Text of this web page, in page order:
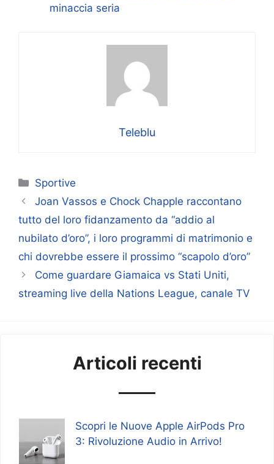
minaccia seria
Teleblu
Categorie
Sportive
Joan Vassos e Chock Chapple raccontano
tutto del loro fidanzamento da “addio al
nubilato d’oro”, i loro programmi di matrimonio e
chi dovrebbe essere il prossimo “scapolo d’oro”
Come guardare Giamaica vs Stati Uniti,
streaming live della Nations League, canale TV
Articoli recenti
Scopri le Nuove Apple AirPods Pro
3: Rivoluzione Audio in Arrivo!